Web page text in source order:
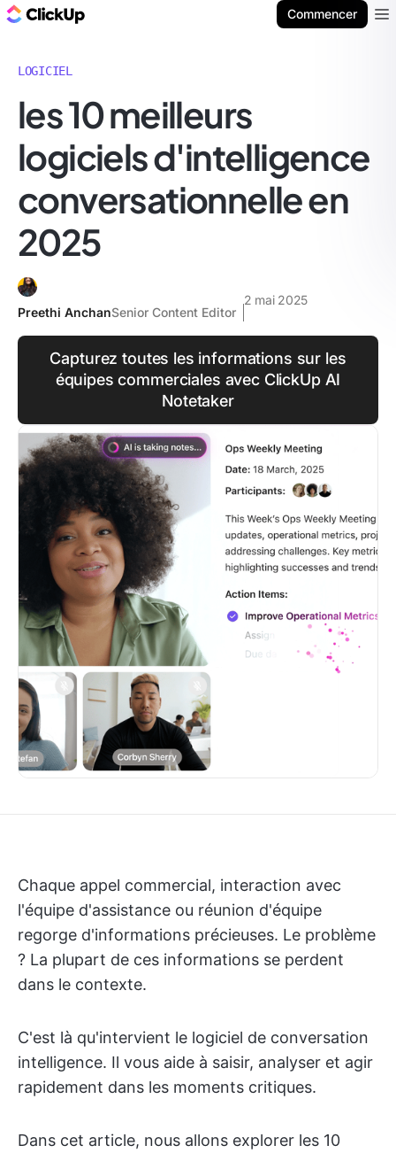
Commencer
LOGICIEL
les 10 meilleurs
logiciels d'intelligence
conversationnelle en
2025
Preethi AnchanSenior Content Editor
2 mai 2025
Capturez toutes les informations sur les
équipes commerciales avec ClickUp AI
Notetaker
Chaque appel commercial, interaction avec
l'équipe d'assistance ou réunion d'équipe
regorge d'informations précieuses. Le problème
? La plupart de ces informations se perdent
dans le contexte.
C'est là qu'intervient le logiciel de conversation
intelligence. Il vous aide à saisir, analyser et agir
rapidement dans les moments critiques.
Dans cet article, nous allons explorer les 10